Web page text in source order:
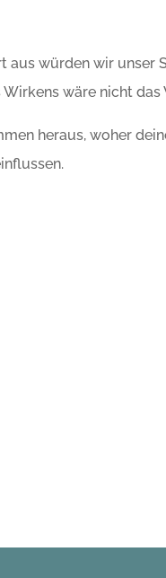
aus würden wir unser
wäre nicht das
heraus, woher